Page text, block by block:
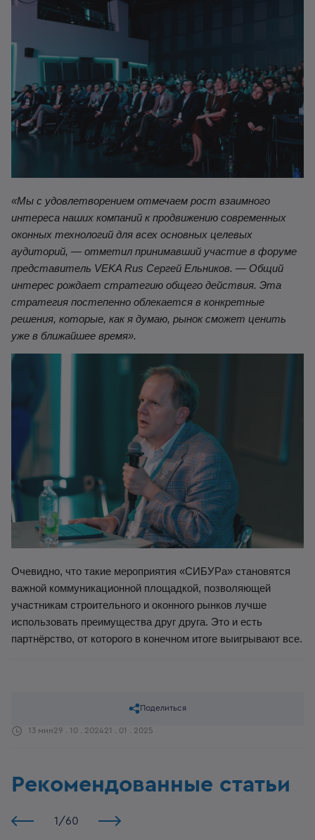
«Мы с удовлетворением отмечаем рост взаимного
интереса наших компаний к продвижению современных
оконных технологий для всех основных целевых
аудиторий, — отметил принимавший участие в форуме
представитель VEKA Rus Сергей Ельников. — Общий
интерес рождает стратегию общего действия. Эта
стратегия постепенно облекается в конкретные
решения, которые, как я думаю, рынок сможет ценить
уже в ближайшее время».
Очевидно, что такие мероприятия «СИБУРа» становятся
важной коммуникационной площадкой, позволяющей
участникам строительного и оконного рынков лучше
использовать преимущества друг друга. Это и есть
партнёрство, от которого в конечном итоге выигрывают все.
13 мин29 . 10 . 202421 . 01 . 2025
Поделиться
Рекомендованные статьи
1 /60